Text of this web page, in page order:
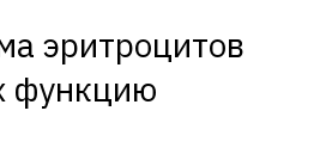
эритроцитов
функцию